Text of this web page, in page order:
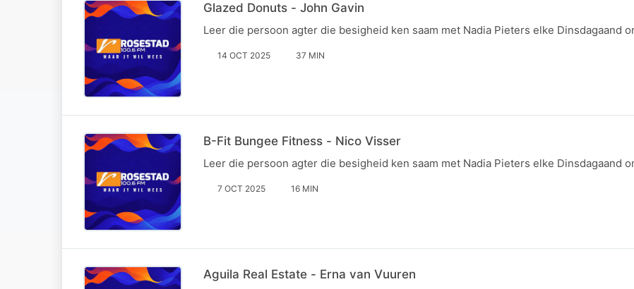
Glazed Donuts - John Gavin
Leer die persoon agter die besigheid ken saam met Nadia Pieters elke Dinsdagaand
14 OCT 2025 37 MIN
B-Fit Bungee Fitness - Nico Visser
Leer die persoon agter die besigheid ken saam met Nadia Pieters elke Dinsdagaand
7 OCT 2025 16 MIN
Aguila Real Estate - Erna van Vuuren